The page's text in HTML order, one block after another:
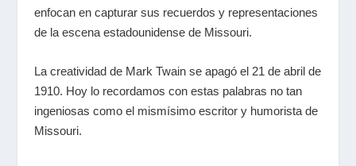
enfocan en capturar sus recuerdos y representaciones
de la escena estadounidense de Missouri.
La creatividad de Mark Twain se apagó el 21 de abril de
1910. Hoy lo recordamos con estas palabras no tan
ingeniosas como el mismísimo escritor y humorista de
Missouri.